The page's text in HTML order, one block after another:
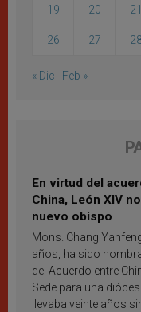
19 20 21
26 27
« Dic Feb »
En virtud del
China, León XIV
nuevo obispo
Mons. Chang
años, ha sido
del Acuerdo entre
Sede para una
llevaba veinte años